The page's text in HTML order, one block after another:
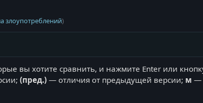
злоупотреблений)
вы хотите сравнить, и нажмите Enter или
(пред.)— отличия от предыдущей версии; м —